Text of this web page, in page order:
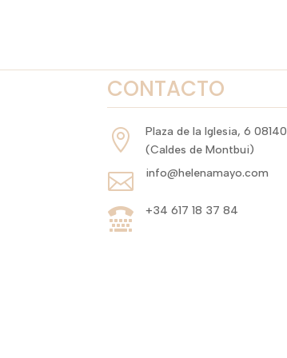
CONTACTO

Plaza de la Iglesia, 6 08140
(Caldes de Montbui)
 info@helenamayo.com
 +34 617 18 37 84